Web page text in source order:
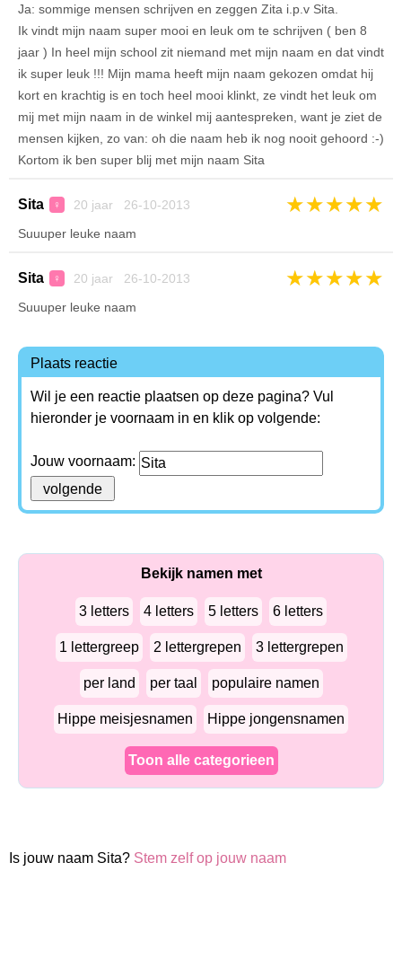
Ja: sommige mensen schrijven en zeggen Zita i.p.v Sita.
Ik vindt mijn naam super mooi en leuk om te schrijven ( ben 8
jaar ) In heel mijn school zit niemand met mijn naam en dat vindt
ik super leuk !!! Mijn mama heeft mijn naam gekozen omdat hij
kort en krachtig is en toch heel mooi klinkt, ze vindt het leuk om
mij met mijn naam in de winkel mij aantespreken, want je ziet de
mensen kijken, zo van: oh die naam heb ik nog nooit gehoord :-)
Kortom ik ben super blij met mijn naam Sita
Sita ♀ 20 jaar 26-10-2013 ★★★★★
Suuuper leuke naam
Sita ♀ 20 jaar 26-10-2013 ★★★★★
Suuuper leuke naam
Plaats reactie
Wil je een reactie plaatsen op deze pagina? Vul
hieronder je voornaam in en klik op volgende:
Jouw voornaam:
Bekijk namen met
3 letters 4 letters 5 letters 6 letters
1 lettergreep 2 lettergrepen 3 lettergrepen
per land per taal populaire namen
Hippe meisjesnamen Hippe jongensnamen
Toon alle categorieen
Is jouw naam Sita? Stem zelf op jouw naam